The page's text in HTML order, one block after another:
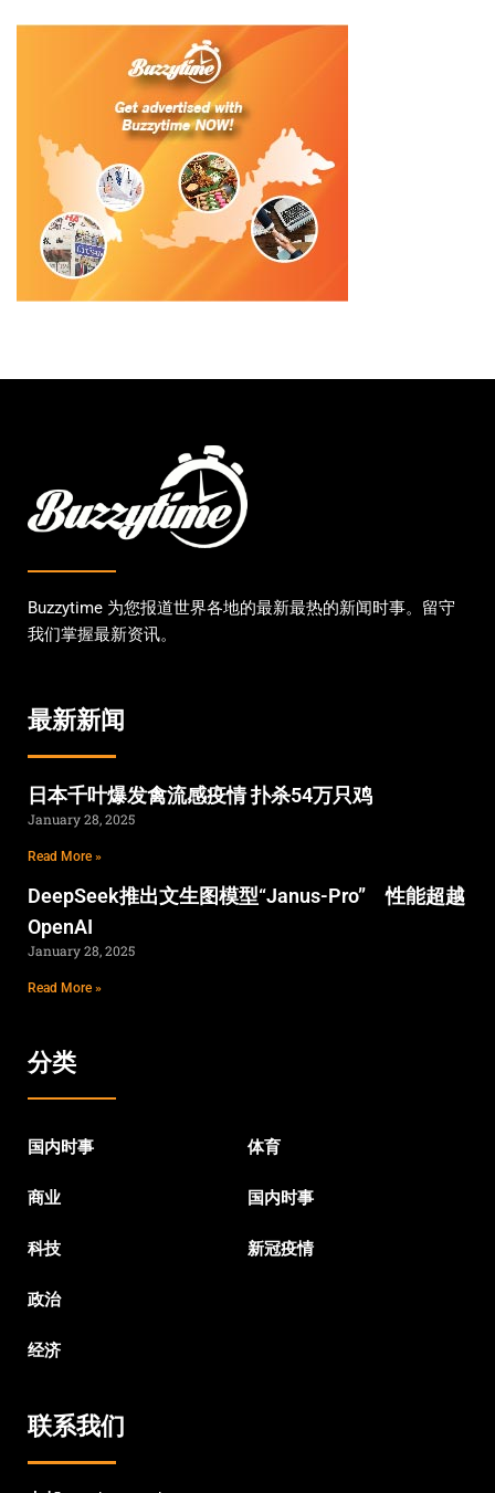
Buzzytime 为您报道世界各地的最新最热的新闻时事。留守
我们掌握最新资讯。
最新新闻
日本千叶爆发禽流感疫情 扑杀54万只鸡
January 28, 2025
Read More »
DeepSeek推出文生图模型“Janus-Pro” 性能超越
OpenAI
January 28, 2025
Read More »
分类
国内时事
商业
科技
政治
经济
体育
国内时事
新冠疫情
联系我们